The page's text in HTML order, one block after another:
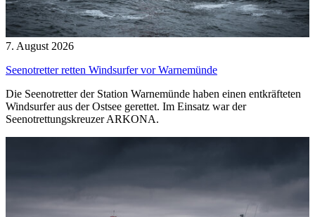
7. August 2026
Seenotretter retten Windsurfer vor Warnemünde
Die Seenotretter der Station Warnemünde haben einen entkräfteten
Windsurfer aus der Ostsee gerettet. Im Einsatz war der
Seenotrettungskreuzer ARKONA.